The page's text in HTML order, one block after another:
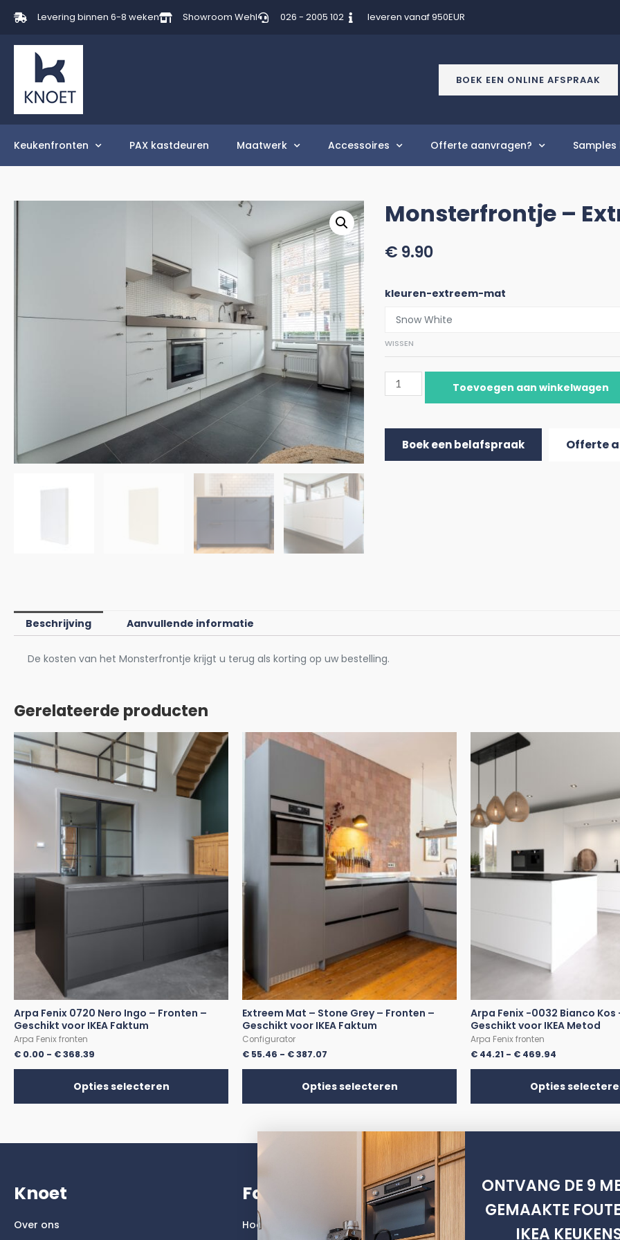
Levering binnen 6-8 weken Showroom Wehl 026 - 2005 102 leveren vanaf 950EUR
BOEK EEN ONLINE AFSPRAAK
Keukenfronten PAX kastdeuren Maatwerk Accessoires Offerte aanvragen?
Monsterfrontje –
€ 9.90
kleuren-extreem-mat
WISSEN
Toevoegen aan winkelwagen
Boek een belafspraak Offerte
Beschrijving Aanvullende informatie
De kosten van het Monsterfrontje krijgt u terug als korting op uw bestelling.
Gerelateerde producten
Arpa Fenix 0720 Nero Ingo – Fronten –
Geschikt voor IKEA Faktum
Arpa Fenix fronten
€ 0.00 - €368.39
Opties selecteren
Extreem Mat – Stone Grey – Fronten –
Geschikt voor IKEA Faktum
Configurator
€ 55.46 - €387.07
Opties selecteren
Arpa Fenix -0032 Bianco Kos
Geschikt voor IKEA Metod
Arpa Fenix fronten
€ 44.21 - € 469.94
Opties
Knoet
Over ons
Faktum
Hoogglans
Metod
Hoogglans
ONTVANG DE 9
GEMAAKTE
IKEA